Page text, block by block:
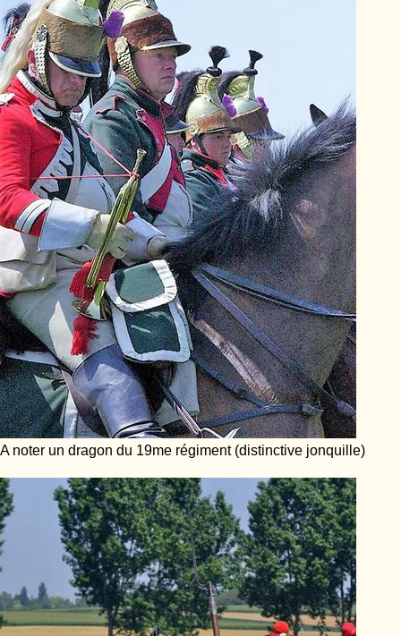
A noter un dragon du 19me régiment (distinctive jonquille)